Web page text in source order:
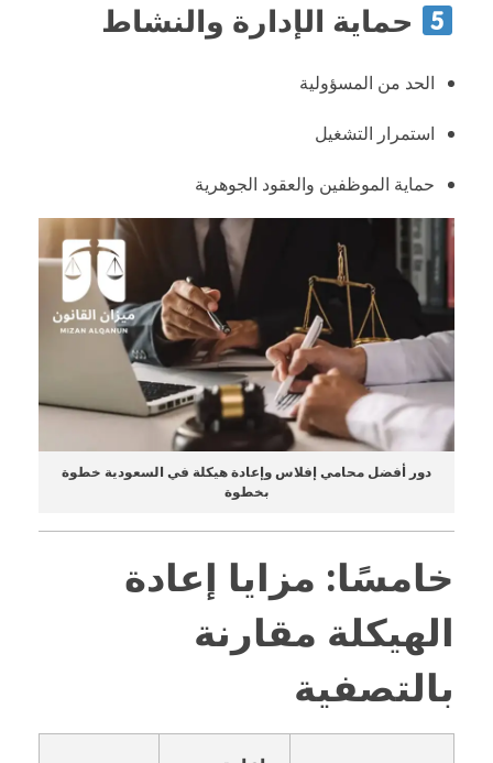
حماية الإدارة والنشاط
الحد من المسؤولية
استمرار التشغيل
حماية الموظفين والعقود الجوهرية
دور أفضل محامي إفلاس وإعادة هيكلة في السعودية خطوة
بخطوة
خامسًا: مزايا إعادة
الهيكلة مقارنة
بالتصفية